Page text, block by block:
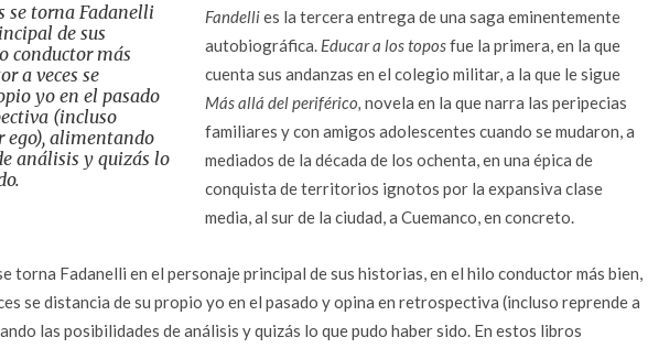
se torna Fadanelli
de sus
conductor más
a veces se
yo en el pasado
(incluso
ego), alimentando
análisis y quizás lo
Fandellies la tercera entrega de una saga eminentemente
autobiográfica. Educar a los toposfue la primera, en la que
cuenta sus andanzas en el colegio militar, a la que le sigue
Más allá del periférico, novela en la que narra las peripecias
familiares y con amigos adolescentes cuando se mudaron, a
mediados de la década de los ochenta, en una épica de
conquista de territorios ignotos por la expansiva clase
media, al sur de la ciudad, a Cuemanco, en concreto.
torna Fadanelli en el personaje principal de sus historias, en el hilo conductor más bien,
se distancia de su propio yo en el pasado y opina en retrospectiva (incluso reprende a
las posibilidades de análisis y quizás lo que pudo haber sido. En estos libros